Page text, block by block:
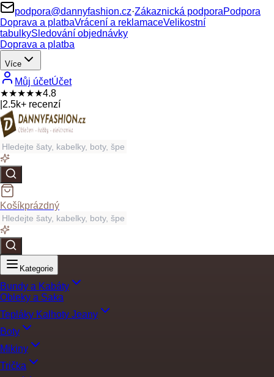
podpora@dannyfashion.cz·Zákaznická podporaPodpora
Doprava a platbaVrácení a reklamaceVelikostní
tabulkySledování objednávky
Doprava a platba
Více
Můj účetÚčet
★★★★★4.8
2.5k+ recenzí
Košíkprázdný
Kategorie
Bundy a Kabáty
Obleky a Saka
Tepláky Kalhoty Jeany
Boty
Mikiny
Trička